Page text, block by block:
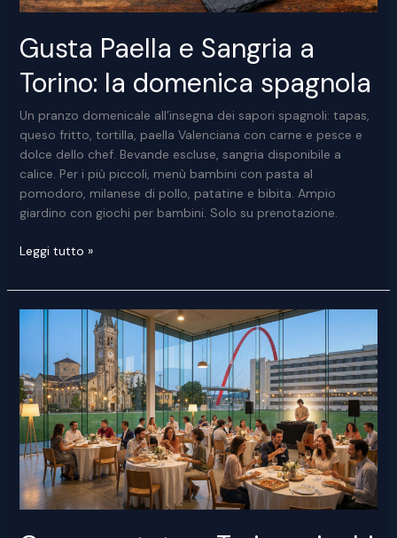
Gusta Paella e Sangria a
Torino: la domenica spagnola
Un pranzo domenicale all’insegna dei sapori spagnoli: tapas,
queso fritto, tortilla, paella Valenciana con carne e pesce e
dolce dello chef. Bevande escluse, sangria disponibile a
calice. Per i più piccoli, menù bambini con pasta al
pomodoro, milanese di pollo, patatine e bibita. Ampio
giardino con giochi per bambini. Solo su prenotazione.
Gusta
e
Sangria
domenica
spagnola
Leggi tutto »